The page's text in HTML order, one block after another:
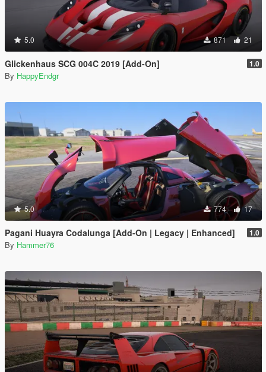
5.0 871 21
Glickenhaus SCG 004C 2019 [Add-On] 1.0
By HappyEndgr
5.0 774 17
Pagani Huayra Codalunga [Add-On | Legacy | Enhanced] 1.0
By Hammer76